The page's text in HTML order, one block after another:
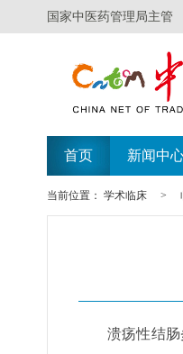
国家中医药管理局主管
首页 新闻中
当前位置： 学术临床 >
溃疡性结